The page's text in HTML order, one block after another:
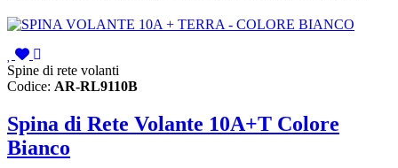
Spine di rete volanti
Codice: AR-RL9110B
Spina di Rete Volante 10A+T Colore
Bianco